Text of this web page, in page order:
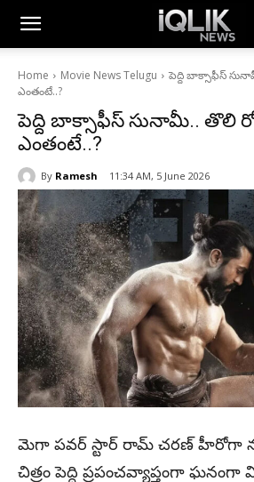
Home Movie News Telugu
పెద్ది బాక్సాఫీస్
ఎంతంటే..?
పెద్ది బాక్సాఫీస్ సునామీ.. తొలి
ఎంతంటే..?
By Ramesh 11:34 AM, 5 June 2026
మెగా పవర్ స్టార్ రామ్ చరణ్ హీరోగా
చిత్రం పెద్ది ప్రపంచవ్యాప్తంగా